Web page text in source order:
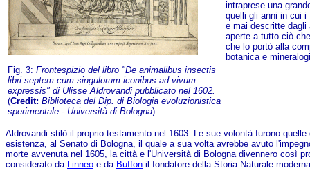
intraprese una
quelli gli anni in cui i
e mai descritte dagli
aperte a tutto ciò
che lo portò alla
botanica e
Fig. 3: Frontespizio del libro "De animalibus insectis
libri septem cum singulorum iconibus ad vivum
expressis" di Ulisse Aldrovandi pubblicato nel 1602.
(Credit: Biblioteca del Dip. di Biologia evoluzionistica
sperimentale - Università di Bologna)
Aldrovandi stilò il proprio testamento nel 1603. Le sue volontà furono
esistenza, al Senato di Bologna, il quale a sua volta avrebbe avuto
morte avvenuta nel 1605, la città e l'Università di Bologna divennero così
considerato da Linneo e da Buffon il fondatore della Storia Naturale